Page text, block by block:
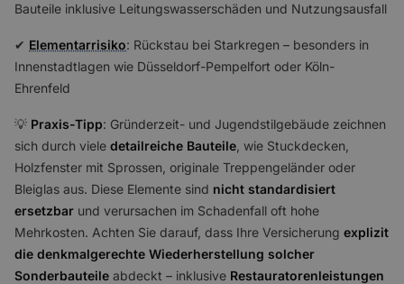
Bauteile inklusive Leitungswasserschäden und Nutzungsausfall
✔ Elementarrisiko: Rückstau bei Starkregen – besonders in
Innenstadtlagen wie Düsseldorf-Pempelfort oder Köln-
Ehrenfeld
💡 Praxis-Tipp: Gründerzeit- und Jugendstilgebäude zeichnen
sich durch viele detailreiche Bauteile , wie Stuckdecken,
Holzfenster mit Sprossen, originale Treppengeländer oder
Bleiglas aus. Diese Elemente sind nicht standardisiert
ersetzbar und verursachen im Schadenfall oft hohe
Mehrkosten. Achten Sie darauf, dass Ihre Versicherung explizit
die denkmalgerechte Wiederherstellung solcher
Sonderbauteile abdeckt – inklusive Restauratorenleistungen